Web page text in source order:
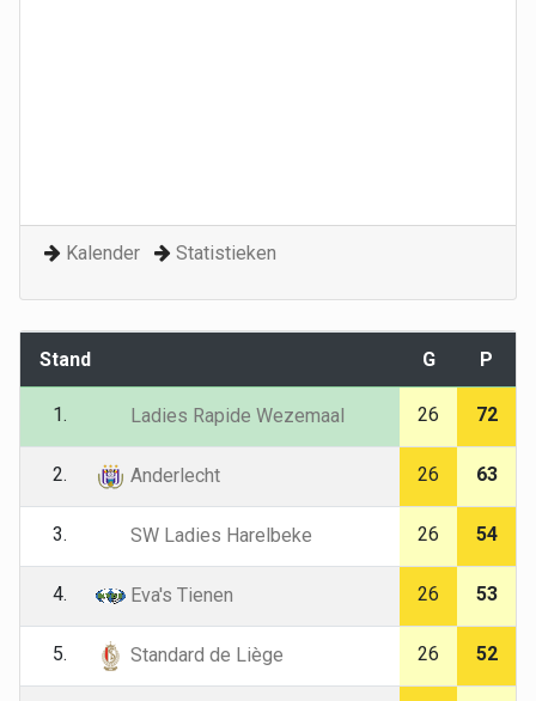
Kalender Statistieken
Stand G P
1. Ladies Rapide Wezemaal 26 72
2. Anderlecht 26 63
3. SW Ladies Harelbeke 26 54
4. Eva's Tienen 26 53
5. Standard de Liège 26 52